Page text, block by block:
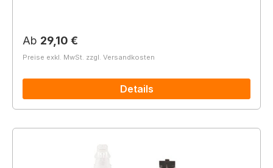
Regulärer Preis:
Ab 29,10 €
Preise exkl. MwSt. zzgl. Versandkosten
Details